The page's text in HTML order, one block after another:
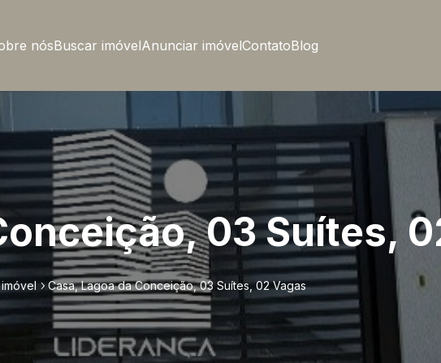
nósBuscar imóvelAnunciar imóvelContatoBlog
03 Suítes,
Casa, Lagoa da Conceição, 03 Suítes, 02 Vagas